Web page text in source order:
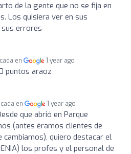
de la gente que no se fija en
Los quisiera ver en sus
errores
en 1 year ago
puntos araoz
en 1 year ago
que abrió en Parque
(antes éramos clientes de
quiero destacar el
los profes y el personal de